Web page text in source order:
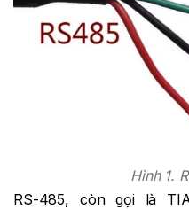
Hình 1.
RS-485, còn gọi là